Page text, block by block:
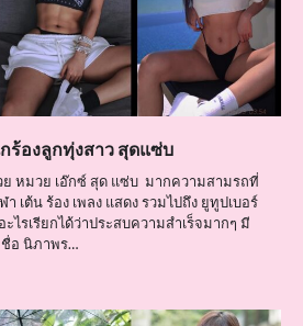
ร้องลูกทุ่งสาว สุดแซ่บ
ย หมวย เอ๊กซ์ สุด แซ่บ มากความสามรถที่
เต้น ร้อง เพลง แสดง รวมไปถึง ยูทูปเบอร์
ไรเรียกได้ว่าประสบความสำเร็จมากๆ มี
ชื่อ นิภาพร…